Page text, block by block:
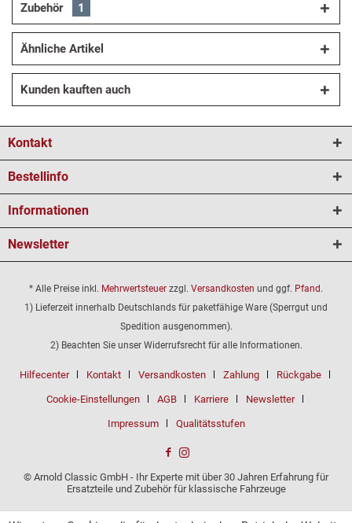
Zubehör 1
Ähnliche Artikel
Kunden kauften auch
Kontakt
Bestellinfo
Informationen
Newsletter
* Alle Preise inkl. Mehrwertsteuer zzgl. Versandkosten und ggf. Pfand.
1) Lieferzeit innerhalb Deutschlands für paketfähige Ware (Sperrgut und
Spedition ausgenommen).
2) Beachten Sie unser Widerrufsrecht für alle Informationen.
Hilfecenter Kontakt Versandkosten Zahlung Rückgabe
Cookie-Einstellungen AGB Karriere Newsletter
Impressum Qualitätsstufen
© Arnold Classic GmbH - Ihr Experte mit über 30 Jahren Erfahrung für
Ersatzteile und Zubehör für klassische Fahrzeuge